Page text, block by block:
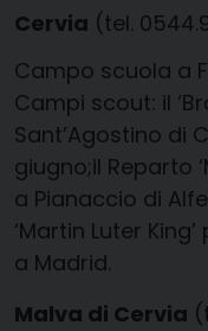
Cervia (tel.
Campo scuola a
Campi scout: il
Sant’Agostino di
giugno;il Reparto
a Pianaccio di
‘Martin Luter
a Madrid.
Malva di Cervia